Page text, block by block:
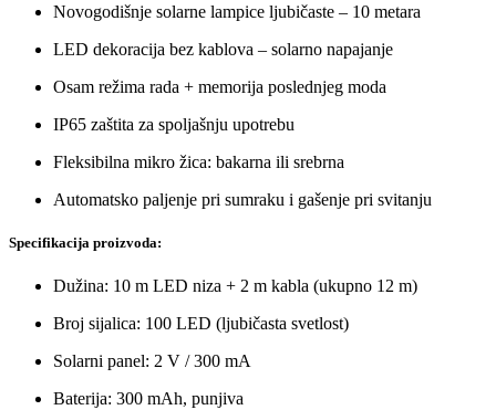
Novogodišnje solarne lampice ljubičaste – 10 metara
LED dekoracija bez kablova – solarno napajanje
Osam režima rada + memorija poslednjeg moda
IP65 zaštita za spoljašnju upotrebu
Fleksibilna mikro žica: bakarna ili srebrna
Automatsko paljenje pri sumraku i gašenje pri svitanju
Specifikacija proizvoda:
Dužina: 10 m LED niza + 2 m kabla (ukupno 12 m)
Broj sijalica: 100 LED (ljubičasta svetlost)
Solarni panel: 2 V / 300 mA
Baterija: 300 mAh, punjiva